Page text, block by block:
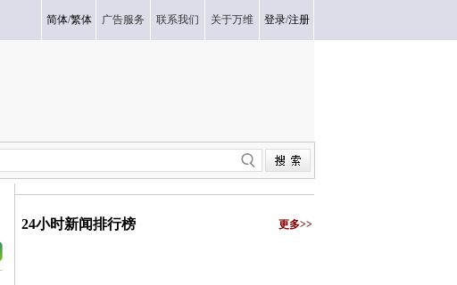
简体/繁体 广告服务 联系我们 关于万维 登录/注册
24小时新闻排行榜 更多>>